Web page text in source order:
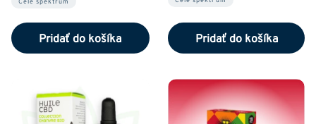
Pridať do košíka Pridať do košíka